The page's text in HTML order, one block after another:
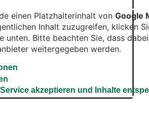
einen Platzhalterinhalt von Google
Inhalt zuzugreifen, klicken
unten. Bitte beachten Sie, dass dabei
weitergegeben werden.
akzeptieren und Inhalte